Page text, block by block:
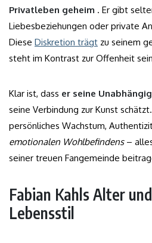
Privatleben geheim . Er gibt
Liebesbeziehungen oder private
Diese Diskretion trägt zu seinem
steht im Kontrast zur Offenheit
Klar ist, dass er seine
seine Verbindung zur Kunst
persönliches Wachstum,
emotionalen Wohlbefindens–
seiner treuen Fangemeinde
Fabian Kahls Alter
Lebensstil